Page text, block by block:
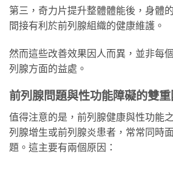
第三，奇力片提升整體體能後，身體
間接有利於前列腺組織的健康維護。
然而這些改善效果因人而異，並非每
列腺方面的益處。
前列腺問題與性功能障礙的雙
值得注意的是，前列腺健康與性功能
列腺增生或前列腺炎患者，常常同時
題。這主要有兩個原因：